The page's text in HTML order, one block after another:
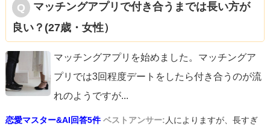
マッチングアプリで付き合うまでは長い方が
良い？(27歳・女性）
マッチングアプリを始めました。マッチングア
プリでは3回程度デートをしたら付き合うのが流
れのようですが...
恋愛マスター&AI回答5件 ベストアンサー:人によりますが、長すぎ